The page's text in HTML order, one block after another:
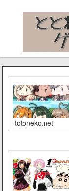
totoneko.net